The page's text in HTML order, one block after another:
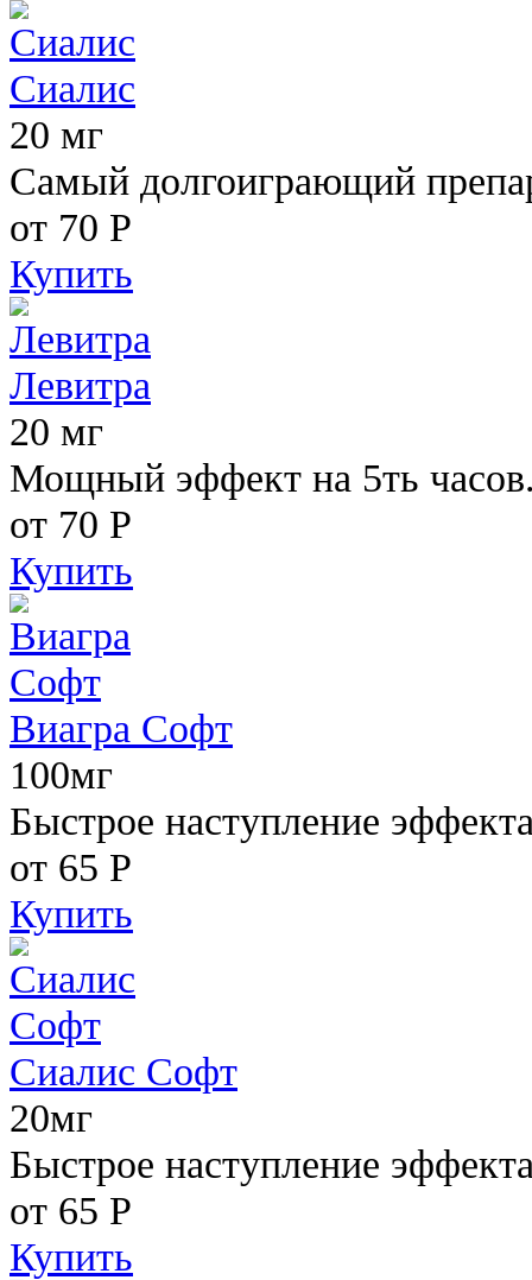
Сиалис
20 мг
Самый долгоиграющий
от 70 Р
Купить
Левитра
20 мг
Мощный эффект на 5ть
от 70 Р
Купить
Виагра Софт
100мг
Быстрое наступление
от 65 Р
Купить
Сиалис Софт
20мг
Быстрое наступление
от 65 Р
Купить